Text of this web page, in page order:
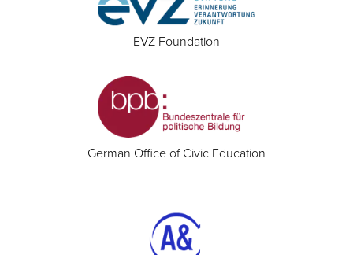
EVZ Foundation
German Office of Civic Education